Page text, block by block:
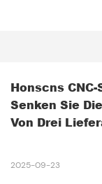
Honscns
Senken Sie
Von Drei
2025-09-23